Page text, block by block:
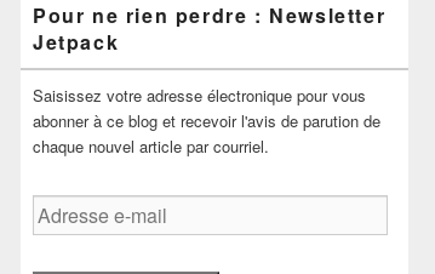
Pour ne rien perdre : Newsletter
Jetpack
Saisissez votre adresse électronique pour vous
abonner à ce blog et recevoir l'avis de parution de
chaque nouvel article par courriel.
Adresse
e-